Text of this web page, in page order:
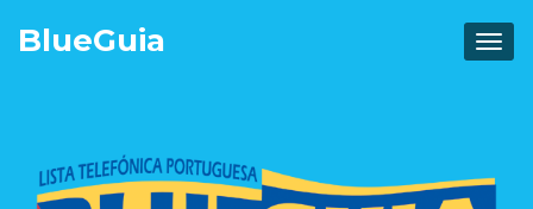
BlueGuia